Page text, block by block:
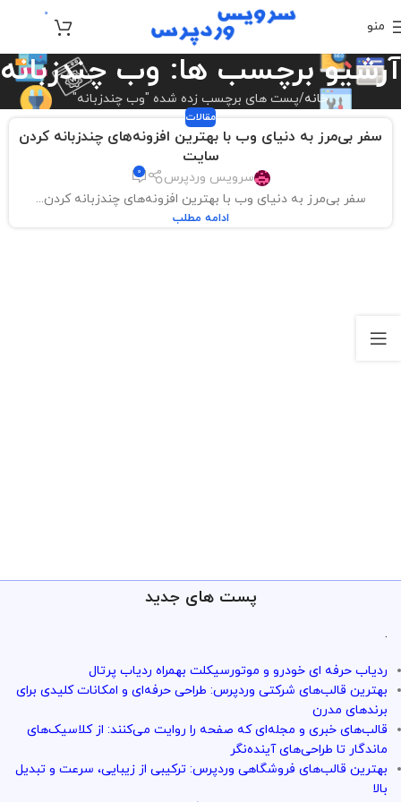
منو
0
آرشیو برچسب ها: وب چندزبانه
خانه پست های برچسب زده شده "وب چندزبانه"
مقالات
سفر بی‌مرز به دنیای وب با بهترین افزونه‌های چندزبانه کردن
سایت
سرویس وردپرس 0
سفر بی‌مرز به دنیای وب با بهترین افزونه‌های چندزبانه کردن...
ادامه مطلب
پست های جدید
.
ردیاب حرفه ای خودرو و موتورسیکلت بهمراه ردیاب پرتال
بهترین قالب‌های شرکتی وردپرس: طراحی حرفه‌ای و امکانات کلیدی برای
برندهای مدرن
قالب‌های خبری و مجله‌ای که صفحه را روایت می‌کنند: از کلاسیک‌های
ماندگار تا طراحی‌های آینده‌نگر
بهترین قالب‌های فروشگاهی وردپرس: ترکیبی از زیبایی، سرعت و تبدیل
بالا